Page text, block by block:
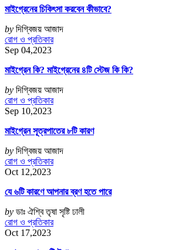
মাইগ্রেনের চিকিৎসা করবেন কীভাবে?
by দিগ্বিজয় আজাদ
রোগ ও প্রতিকার
Sep 04,2023
মাইগ্রেন কি? মাইগ্রেনের ৪টি স্টেজ কি কি?
by দিগ্বিজয় আজাদ
রোগ ও প্রতিকার
Sep 10,2023
মাইগ্রেন সূত্রপাতের ৮টি কারণ
by দিগ্বিজয় আজাদ
রোগ ও প্রতিকার
Oct 12,2023
যে ৬টি কারণে আপনার ব্রণ হতে পারে
by ডাঃ ঐশ্বি তৃষা সৃষ্টি ঢালী
রোগ ও প্রতিকার
Oct 17,2023